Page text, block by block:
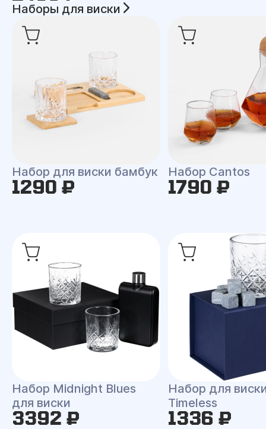
Наборы для виски
Набор для виски бамбук
1290 ₽
Набор Cantos
1790 ₽
Набор Midnight Blues
для виски
3392 ₽
Набор для
Timeless
1336 ₽